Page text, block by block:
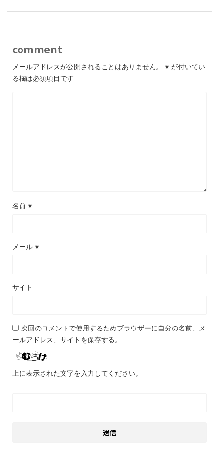
comment
メールアドレスが公開されることはありません。 ※ が付いてい
る欄は必須項目です
名前 ※
メール ※
サイト
次回のコメントで使用するためブラウザーに自分の名前、メ
ールアドレス、サイトを保存する。
上に表示された文字を入力してください。